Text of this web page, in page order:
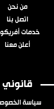
من نحن
اتصل بنا
خدمات
أعلن معنا
قانوني
سياسة